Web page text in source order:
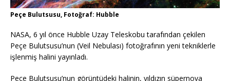
Peçe Bulutsusu, Fotoğraf: Hubble
NASA, 6 yıl önce Hubble Uzay Teleskobu tarafından çekilen
Peçe Bulutsusu’nun (Veil Nebulası) fotoğrafının yeni tekniklerle
işlenmiş halini yayınladı.
Peçe Bulutsusu’nun görüntüdeki halinin, yıldızın süpernova